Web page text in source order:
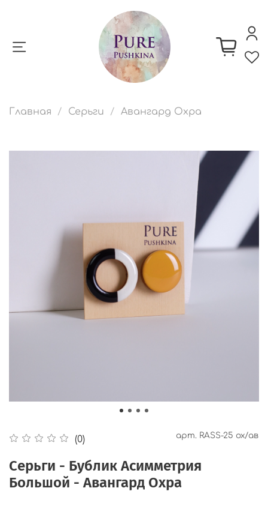
Главная Серьги Авангард Охра
(0) арт. RASS-25 ох/ав
Серьги - Бублик Асимметрия
Большой - Авангард Охра